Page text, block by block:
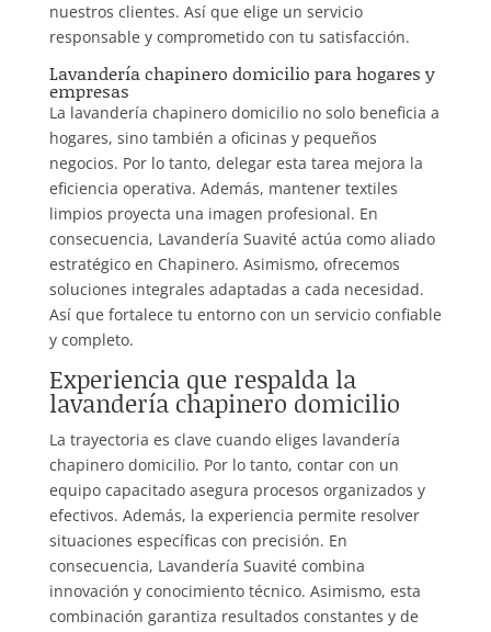
nuestros clientes. Así que elige un servicio
responsable y comprometido con tu satisfacción.
Lavandería chapinero domicilio para hogares y
empresas
La lavandería chapinero domicilio no solo beneficia a
hogares, sino también a oficinas y pequeños
negocios. Por lo tanto, delegar esta tarea mejora la
eficiencia operativa. Además, mantener textiles
limpios proyecta una imagen profesional. En
consecuencia, Lavandería Suavité actúa como aliado
estratégico en Chapinero. Asimismo, ofrecemos
soluciones integrales adaptadas a cada necesidad.
Así que fortalece tu entorno con un servicio confiable
y completo.
Experiencia que respalda la
lavandería chapinero domicilio
La trayectoria es clave cuando eliges lavandería
chapinero domicilio. Por lo tanto, contar con un
equipo capacitado asegura procesos organizados y
efectivos. Además, la experiencia permite resolver
situaciones específicas con precisión. En
consecuencia, Lavandería Suavité combina
innovación y conocimiento técnico. Asimismo, esta
combinación garantiza resultados constantes y de